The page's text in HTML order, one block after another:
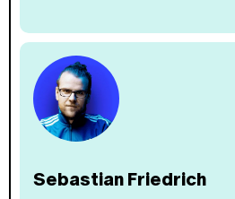
Sebastian Friedrich